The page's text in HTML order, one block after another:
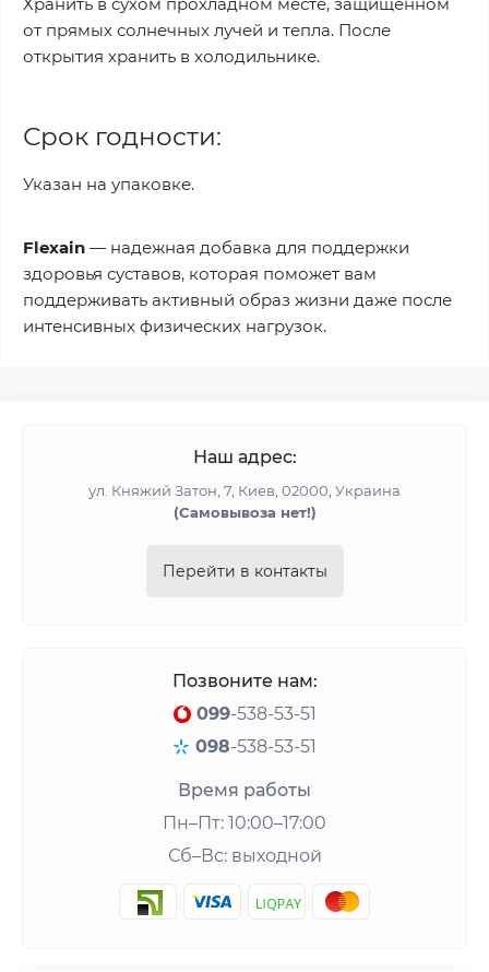
от прямых солнечных лучей и тепла. После
открытия хранить в холодильнике.
Срок годности:
Указан на упаковке.
Flexain — надежная добавка для поддержки
здоровья суставов, которая поможет вам
поддерживать активный образ жизни даже после
интенсивных физических нагрузок.
Наш адрес:
ул. Княжий Затон, 7, Киев, 02000, Украина
(Cамовывоза нет!)
Перейти в контакты
Позвоните нам:
099-538-53-51
098-538-53-51
Время работы
Пн–Пт: 10:00–17:00
Сб–Вс: выходной